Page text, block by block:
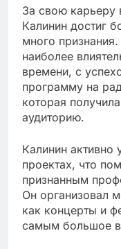
За свою карьеру
Калинин достиг
много
наиболее
времени, с
программу на
которая
аудиторию.
Калинин активно
проектах, что
признанным
Он организовал
как концерты и
самым большое